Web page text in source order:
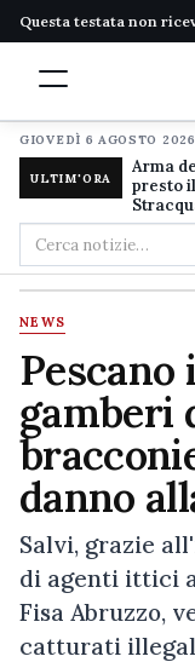
Questa testata non
GIOVEDÌ 6 AGOSTO 2026
ULTIM'ORA
Arma
presto
Cerca
nel
sito
NEWS
gamberi
danno
Salvi, grazie
di agenti ittici
Fisa Abruzzo,
catturati